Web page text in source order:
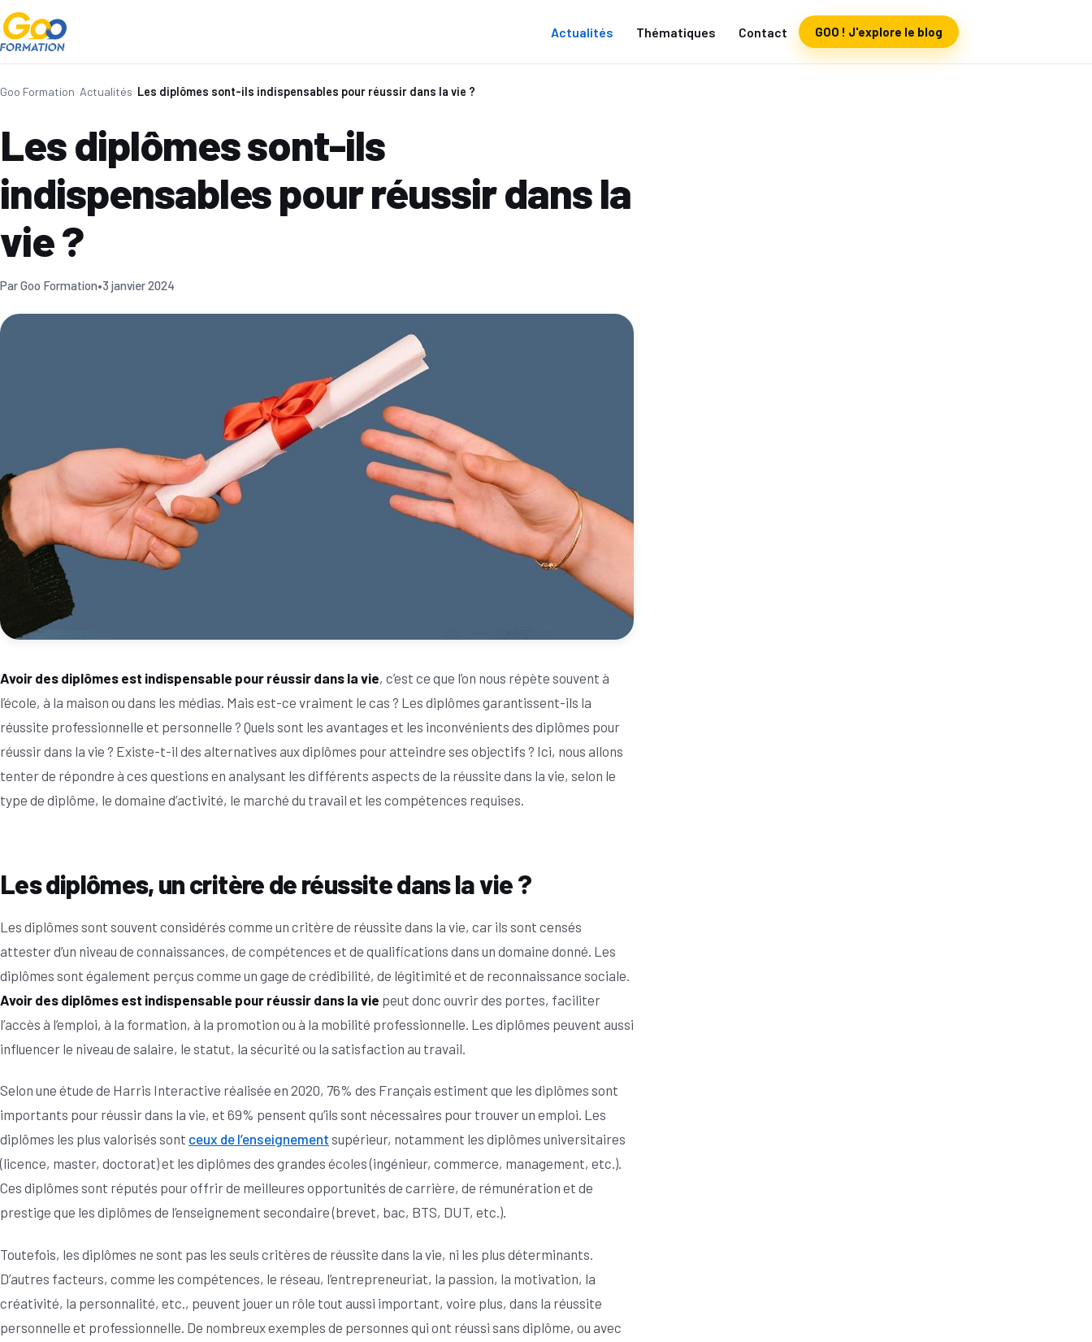
Actualités Thématiques Contact GOO ! J'explore le blog
Goo Formation Actualités Les diplômes sont-ils indispensables pour réussir dans la vie ?
Les diplômes sont-ils
indispensables pour réussir dans la
vie ?
Par Goo Formation•3 janvier 2024
Avoir des diplômes est indispensable pour réussir dans la vie, c’est ce que l’on nous répète souvent à
l’école, à la maison ou dans les médias. Mais est-ce vraiment le cas ? Les diplômes garantissent-ils la
réussite professionnelle et personnelle ? Quels sont les avantages et les inconvénients des diplômes pour
réussir dans la vie ? Existe-t-il des alternatives aux diplômes pour atteindre ses objectifs ? Ici, nous allons
tenter de répondre à ces questions en analysant les différents aspects de la réussite dans la vie, selon le
type de diplôme, le domaine d’activité, le marché du travail et les compétences requises.
Les diplômes, un critère de réussite dans la vie ?
Les diplômes sont souvent considérés comme un critère de réussite dans la vie, car ils sont censés
attester d’un niveau de connaissances, de compétences et de qualifications dans un domaine donné. Les
diplômes sont également perçus comme un gage de crédibilité, de légitimité et de reconnaissance sociale.
Avoir des diplômes est indispensable pour réussir dans la vie peut donc ouvrir des portes, faciliter
l’accès à l’emploi, à la formation, à la promotion ou à la mobilité professionnelle. Les diplômes peuvent aussi
influencer le niveau de salaire, le statut, la sécurité ou la satisfaction au travail.
Selon une étude de Harris Interactive réalisée en 2020, 76% des Français estiment que les diplômes sont
importants pour réussir dans la vie, et 69% pensent qu’ils sont nécessaires pour trouver un emploi. Les
diplômes les plus valorisés sont ceux de l’enseignement supérieur, notamment les diplômes universitaires
(licence, master, doctorat) et les diplômes des grandes écoles (ingénieur, commerce, management, etc.).
Ces diplômes sont réputés pour offrir de meilleures opportunités de carrière, de rémunération et de
prestige que les diplômes de l’enseignement secondaire (brevet, bac, BTS, DUT, etc.).
Toutefois, les diplômes ne sont pas les seuls critères de réussite dans la vie, ni les plus déterminants.
D’autres facteurs, comme les compétences, le réseau, l’entrepreneuriat, la passion, la motivation, la
créativité, la personnalité, etc., peuvent jouer un rôle tout aussi important, voire plus, dans la réussite
personnelle et professionnelle. De nombreux exemples de personnes qui ont réussi sans diplôme, ou avec